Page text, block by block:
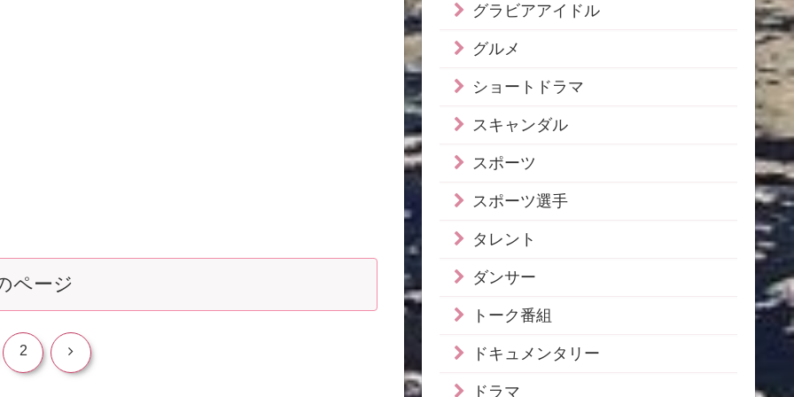
ページ
2 次
グラビアアイドル
グルメ
ショートドラマ
スキャンダル
スポーツ
スポーツ選手
タレント
ダンサー
トーク番組
ドキュメンタリー
ドラマ